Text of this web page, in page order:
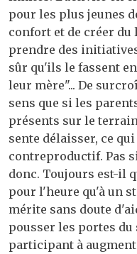
pour les plus jeunes
confort et de créer
prendre des
sûr qu'ils le fassent
leur mère"... De
sens que si les
présents sur le
sente délaisser, ce
contreproductif. Pas
donc. Toujours est-il
pour l'heure qu'à un
mérite sans doute
pousser les portes du
participant à